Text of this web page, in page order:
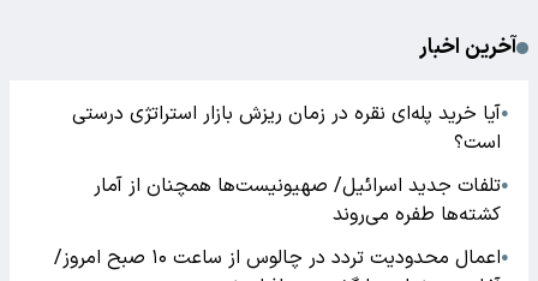
آخرین اخبار
●آیا خرید پله‌ای نقره در زمان ریزش بازار استراتژی درستی
است؟
●تلفات جدید اسرائیل/ صهیونیست‌ها همچنان از آمار
کشته‌ها طفره می‌روند
●
اعمال محدودیت تردد در چالوس از ساعت ۱۰ صبح امروز/